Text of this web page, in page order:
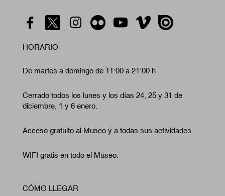
HORARIO
De martes a domingo de 11:00 a 21:00 h
Cerrado todos los lunes y los días 24, 25 y 31 de
diciembre, 1 y 6 enero.
Acceso gratuito al Museo y a todas sus actividades.
WIFI gratis en todo el Museo.
CÓMO LLEGAR